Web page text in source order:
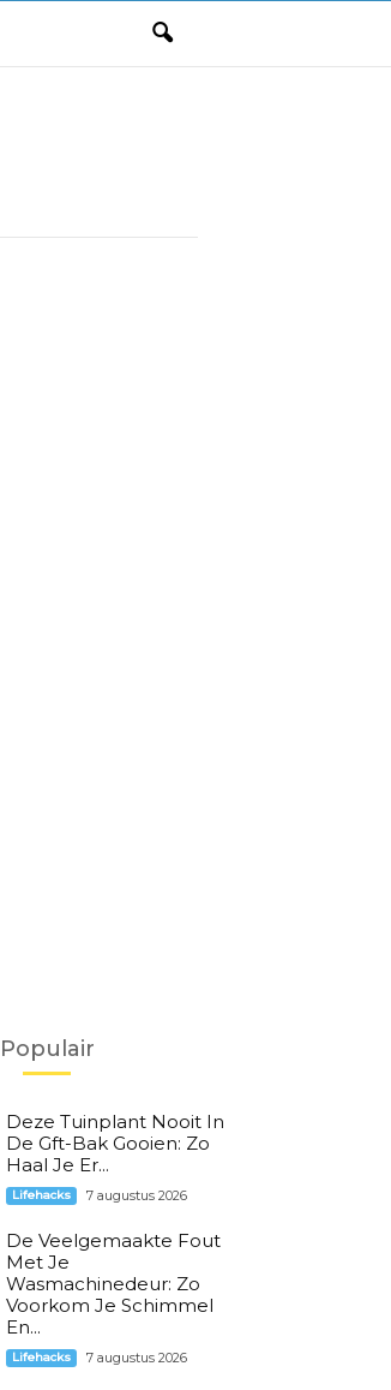
Populair
Deze Tuinplant Nooit In
De Gft-Bak Gooien: Zo
Haal Je Er...
Lifehacks 7 augustus 2026
De Veelgemaakte Fout
Met Je
Wasmachinedeur: Zo
Voorkom Je Schimmel
En...
Lifehacks 7 augustus 2026